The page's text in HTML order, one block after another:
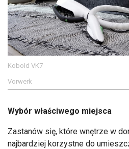
Kobold VK7
Vorwerk
Wybór właściwego miejsca
Zastanów się, które wnętrze w
najbardziej korzystne do